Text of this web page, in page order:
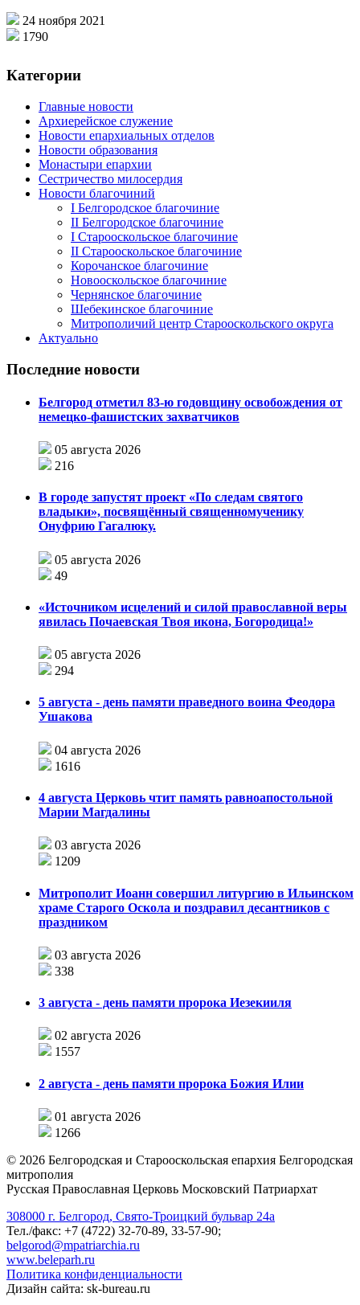
24 ноября 2021
1790
Категории
Главные новости
Архиерейское служение
Новости епархиальных отделов
Новости образования
Монастыри епархии
Сестричество милосердия
Новости благочиний
I Белгородское благочиние
II Белгородское благочиние
I Старооскольское благочиние
II Старооскольское благочиние
Корочанское благочиние
Новооскольское благочиние
Чернянское благочиние
Шебекинское благочиние
Митрополичий центр Старооскольского округа
Актуально
Последние новости
Белгород отметил 83-ю годовщину освобождения от
немецко-фашистских захватчиков
05 августа 2026
216
В городе запустят проект «По следам святого
владыки», посвящённый священномученику
Онуфрию Гагалюку.
05 августа 2026
49
«Источником исцелений и силой православной веры
явилась Почаевская Твоя икона, Богородица!»
05 августа 2026
294
5 августа - день памяти праведного воина Феодора
Ушакова
04 августа 2026
1616
4 августа Церковь чтит память равноапостольной
Марии Магдалины
03 августа 2026
1209
Митрополит Иоанн совершил литургию в Ильинском
храме Старого Оскола и поздравил десантников с
праздником
03 августа 2026
338
3 августа - день памяти пророка Иезекииля
02 августа 2026
1557
2 августа - день памяти пророка Божия Илии
01 августа 2026
1266
© 2026 Белгородская и Старооскольская епархия Белгородская
митрополия
Русская Православная Церковь Московский Патриархат
308000 г. Белгород, Свято-Троицкий бульвар 24а
Тел./факс: +7 (4722) 32-70-89, 33-57-90;
belgorod@mpatriarchia.ru
www.beleparh.ru
Политика конфиденциальности
Дизайн сайта: sk-bureau.ru